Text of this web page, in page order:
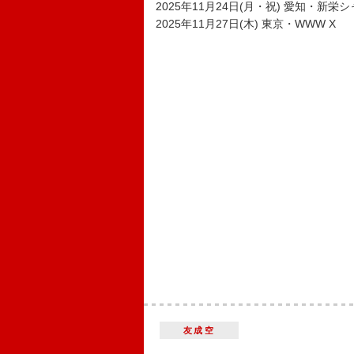
2025年11月24日(月・祝) 愛知・新栄シ
2025年11月27日(木) 東京・WWW X
友成空